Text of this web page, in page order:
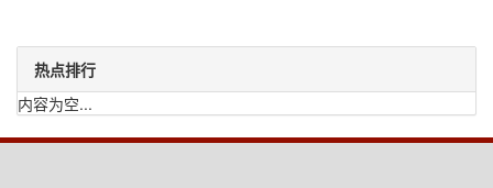
热点排行
内容为空...